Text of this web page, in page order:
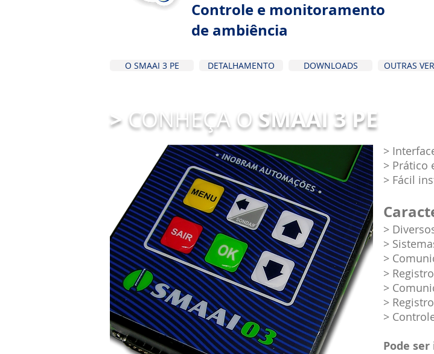
Controle e monitoramento
de ambiência
O SMAAI 3 PE DETALHAMENTO DOWNLOADS OUTRAS
> CONHEÇA O SMAAI 3 PE
>
> Prático
> Fácil
>
>
>
>
>
>
>
Pode